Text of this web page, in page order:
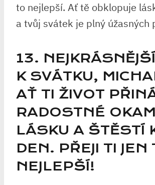
to nejlepší. Ať tě obklopuje
a tvůj svátek je plný úžasných
13.
K SVÁTKU,
AŤ TI ŽIVOT
RADOSTNÉ
LÁSKU A ŠTĚSTÍ
DEN. PŘEJI TI JEN
NEJLEPŠÍ!